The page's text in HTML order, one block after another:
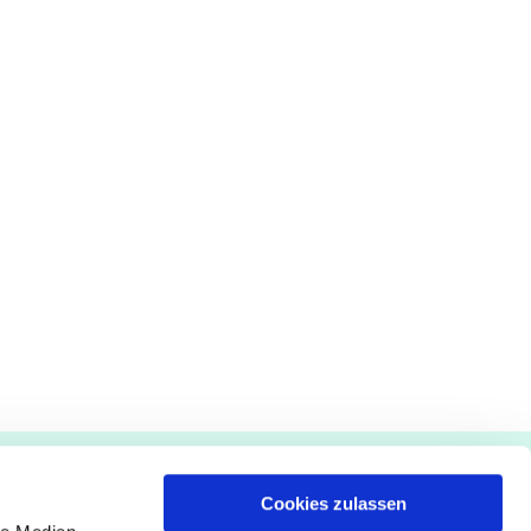
Cookies zulassen